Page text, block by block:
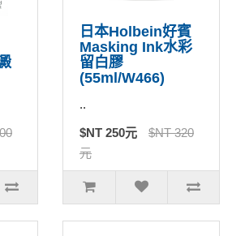
日本Holbein好賓
Masking Ink水彩
留白膠
(55ml/W466)
..
$NT 250元
$NT 320
元